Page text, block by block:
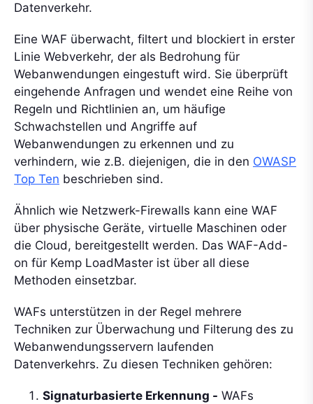
Datenverkehr.
Eine WAF überwacht, filtert und blockiert in erster
Linie Webverkehr, der als Bedrohung für
Webanwendungen eingestuft wird. Sie überprüft
eingehende Anfragen und wendet eine Reihe von
Regeln und Richtlinien an, um häufige
Schwachstellen und Angriffe auf
Webanwendungen zu erkennen und zu
verhindern, wie z.B. diejenigen, die in den OWASP
Top Ten beschrieben sind.
Ähnlich wie Netzwerk-Firewalls kann eine WAF
über physische Geräte, virtuelle Maschinen oder
die Cloud, bereitgestellt werden. Das WAF-Add-
on für Kemp LoadMaster ist über all diese
Methoden einsetzbar.
WAFs unterstützen in der Regel mehrere
Techniken zur Überwachung und Filterung des zu
Webanwendungsservern laufenden
Datenverkehrs. Zu diesen Techniken gehören:
Signaturbasierte Erkennung - WAFs